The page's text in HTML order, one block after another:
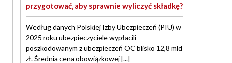
przygotować, aby sprawnie wyliczyć składkę?
Według danych Polskiej Izby Ubezpieczeń (PIU) w
2025 roku ubezpieczyciele wypłacili
poszkodowanym z ubezpieczeń OC blisko 12,8 mld
zł. Średnia cena obowiązkowej [...]